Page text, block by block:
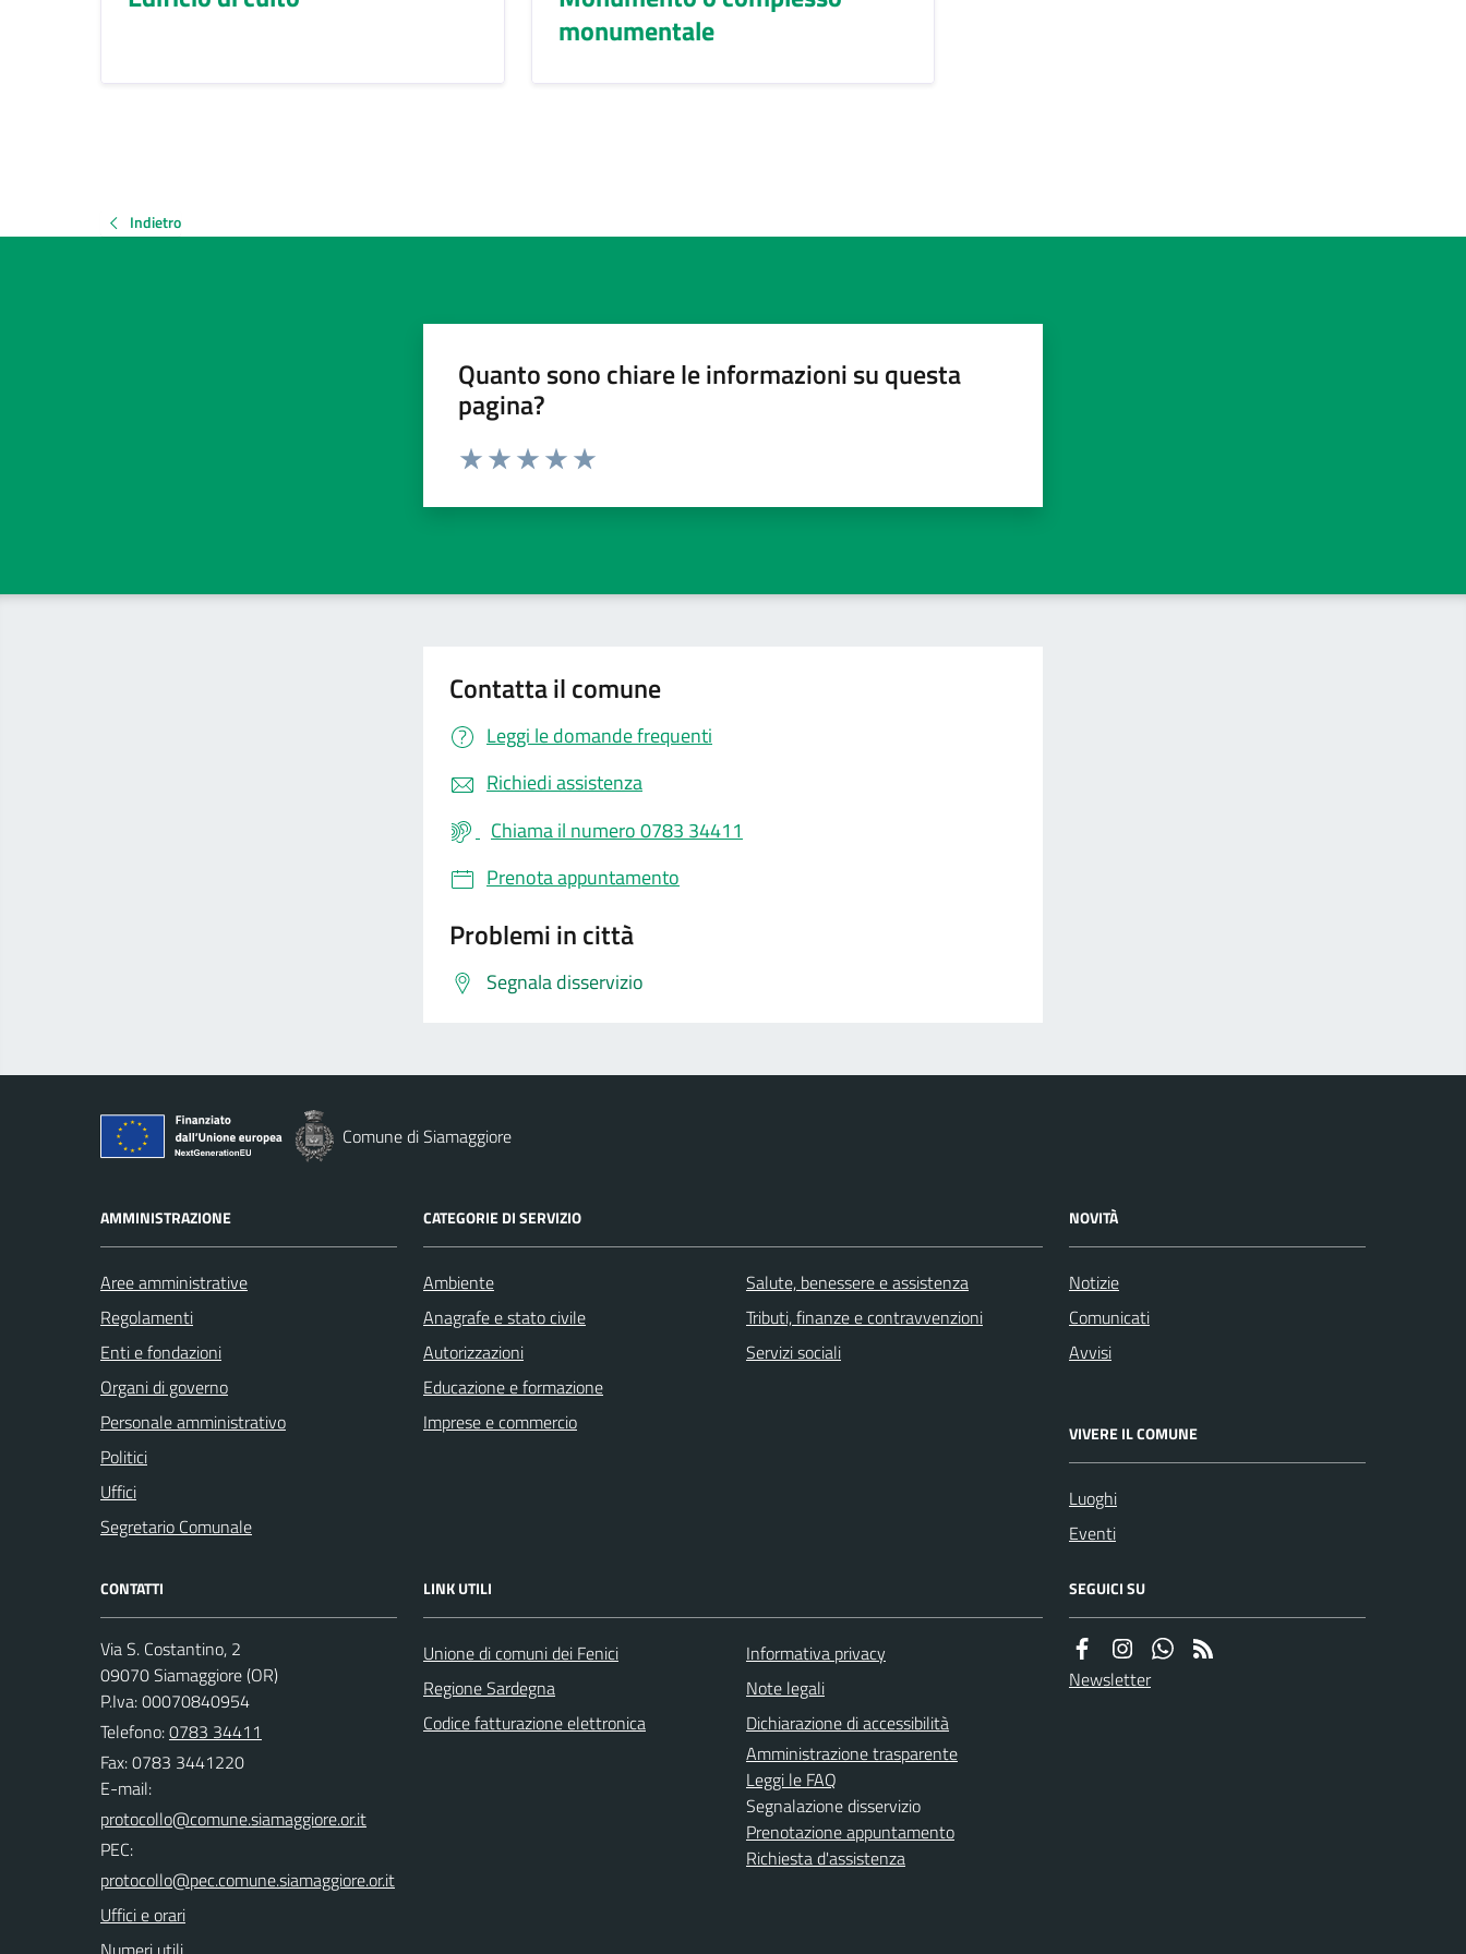
monumentale
Indietro
Quanto sono chiare le informazioni su questa
pagina?
Valuta da 1 a 5 stelle la pagina
Contatta il comune
Leggi le domande frequenti
Richiedi assistenza
Chiama il numero 0783 34411
Prenota appuntamento
Problemi in città
Segnala disservizio
Comune di Siamaggiore
AMMINISTRAZIONE
Aree amministrative
Regolamenti
Enti e fondazioni
Organi di governo
Personale amministrativo
Politici
Uffici
Segretario Comunale
CATEGORIE DI SERVIZIO
Ambiente
Anagrafe e stato civile
Autorizzazioni
Educazione e formazione
Imprese e commercio
Salute, benessere e assistenza
Tributi, finanze e contravvenzioni
Servizi sociali
NOVITÀ
Notizie
Comunicati
Avvisi
VIVERE IL COMUNE
Luoghi
Eventi
CONTATTI
Via S. Costantino, 2
09070 Siamaggiore (OR)
P.Iva: 00070840954
Telefono:0783 34411
Fax: 0783 3441220
E-mail:
PEC:
Uffici e orari
LINK UTILI
Unione di comuni dei Fenici
Regione Sardegna
Codice fatturazione elettronica
Informativa privacy
Note legali
Dichiarazione di accessibilità
Amministrazione trasparente
Leggi le FAQ
Segnalazione disservizio
Prenotazione appuntamento
Richiesta d'assistenza
SEGUICI SU
Newsletter